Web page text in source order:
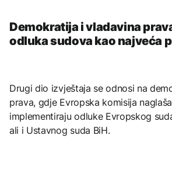
Demokratija i vladavina
odluka sudova kao najveća
Drugi dio izvještaja se odnosi na
prava, gdje Evropska komisija
implementiraju odluke Evropskog
ali i Ustavnog suda BiH.